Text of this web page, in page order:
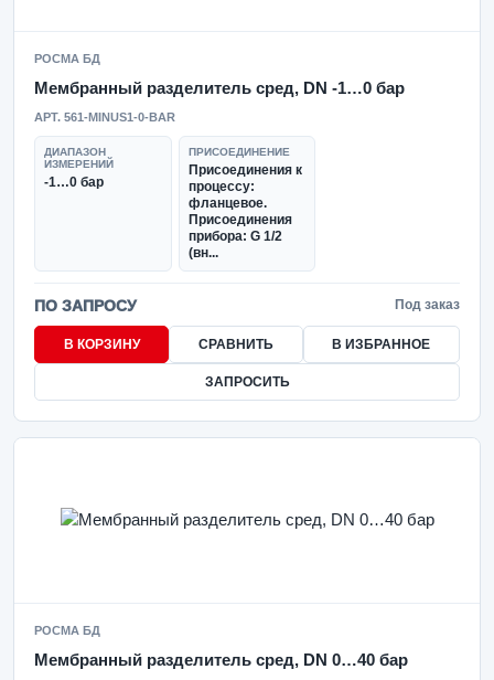
РОСМА БД
Мембранный разделитель сред, DN -1…0 бар
АРТ. 561-MINUS1-0-BAR
ДИАПАЗОН
ИЗМЕРЕНИЙ
-1…0 бар
ПРИСОЕДИНЕНИЕ
Присоединения к
процессу:
фланцевое.
Присоединения
прибора: G 1/2
(вн...
ПО ЗАПРОСУ Под заказ
В КОРЗИНУ СРАВНИТЬ В ИЗБРАННОЕ
ЗАПРОСИТЬ
РОСМА БД
Мембранный разделитель сред, DN 0…40 бар